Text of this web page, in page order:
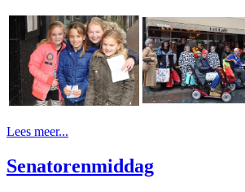
Lees meer...
Senatorenmiddag